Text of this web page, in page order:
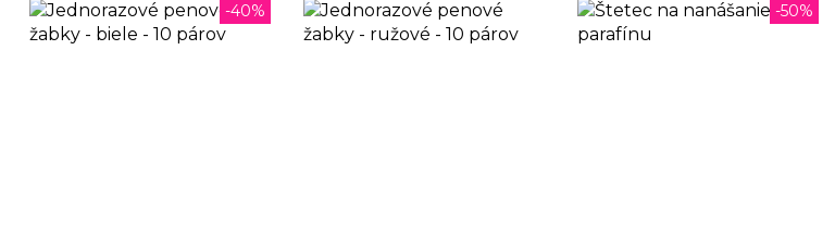
-40% -50%